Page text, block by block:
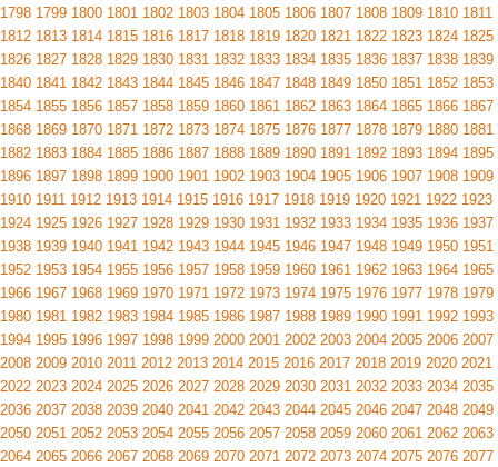
1798 1799 1800 1801 1802 1803 1804 1805 1806 1807 1808 1809 1810 1811
1812 1813 1814 1815 1816 1817 1818 1819 1820 1821 1822 1823 1824 1825
1826 1827 1828 1829 1830 1831 1832 1833 1834 1835 1836 1837 1838 1839
1840 1841 1842 1843 1844 1845 1846 1847 1848 1849 1850 1851 1852 1853
1854 1855 1856 1857 1858 1859 1860 1861 1862 1863 1864 1865 1866 1867
1868 1869 1870 1871 1872 1873 1874 1875 1876 1877 1878 1879 1880 1881
1882 1883 1884 1885 1886 1887 1888 1889 1890 1891 1892 1893 1894 1895
1896 1897 1898 1899 1900 1901 1902 1903 1904 1905 1906 1907 1908 1909
1910 1911 1912 1913 1914 1915 1916 1917 1918 1919 1920 1921 1922 1923
1924 1925 1926 1927 1928 1929 1930 1931 1932 1933 1934 1935 1936 1937
1938 1939 1940 1941 1942 1943 1944 1945 1946 1947 1948 1949 1950 1951
1952 1953 1954 1955 1956 1957 1958 1959 1960 1961 1962 1963 1964 1965
1966 1967 1968 1969 1970 1971 1972 1973 1974 1975 1976 1977 1978 1979
1980 1981 1982 1983 1984 1985 1986 1987 1988 1989 1990 1991 1992 1993
1994 1995 1996 1997 1998 1999 2000 2001 2002 2003 2004 2005 2006 2007
2008 2009 2010 2011 2012 2013 2014 2015 2016 2017 2018 2019 2020 2021
2022 2023 2024 2025 2026 2027 2028 2029 2030 2031 2032 2033 2034 2035
2036 2037 2038 2039 2040 2041 2042 2043 2044 2045 2046 2047 2048 2049
2050 2051 2052 2053 2054 2055 2056 2057 2058 2059 2060 2061 2062 2063
2064 2065 2066 2067 2068 2069 2070 2071 2072 2073 2074 2075 2076 2077